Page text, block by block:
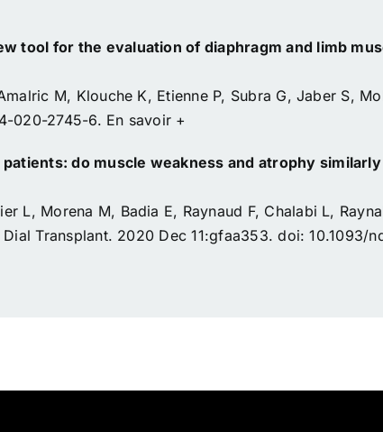
tool for the evaluation of diaphragm and limb
M, Klouche K, Etienne P, Subra G, Jaber S,
020-2745-6. En savoir +
do muscle weakness and atrophy
L, Morena M, Badia E, Raynaud F, Chalabi L,
Transplant. 2020 Dec 11:gfaa353. doi: 10.1093/